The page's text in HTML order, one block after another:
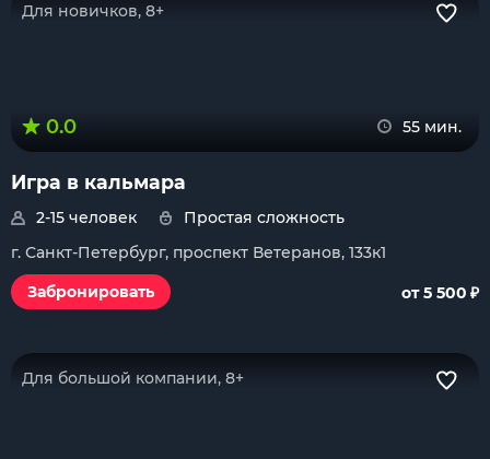
Для новичков, 8+
0.0 55 мин.
Игра в кальмара
2-15 человек
Простая сложность
г. Санкт-Петербург, проспект Ветеранов, 133к1
Забронировать
от 5 500 ₽
Для большой компании, 8+